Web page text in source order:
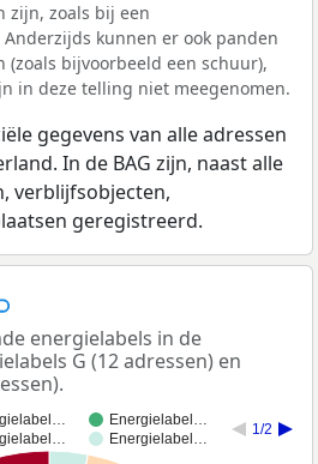
zijn, zoals bij een
kunnen er ook panden
(zoals bijvoorbeeld een schuur),
in deze telling niet meegenomen.
gegevens van alle adressen
In de BAG zijn, naast alle
verblijfsobjecten,
geregistreerd.
energielabels in de
G (12 adressen) en
Energielabel…
Energielabel…
1/2